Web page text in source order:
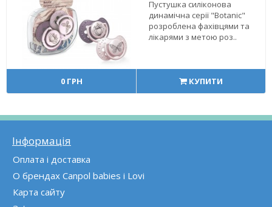
Пустушка силіконова
динамічна серії "Botanic"
розроблена фахівцями та
лікарями з метою роз..
0 ГРН КУПИТИ
Інформація
Оплата і доставка
О брендах Canpol babies і Lovi
Карта сайту